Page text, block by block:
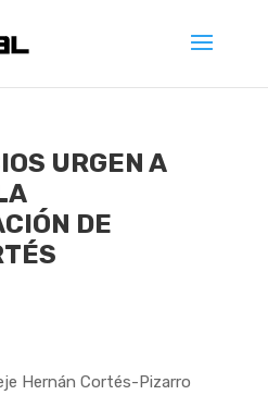
URGEN A
DE
Hernán Cortés-Pizarro